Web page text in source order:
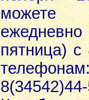
можете
пятница)